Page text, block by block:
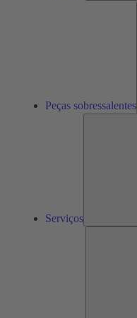
Peças sobressalentes
Serviços